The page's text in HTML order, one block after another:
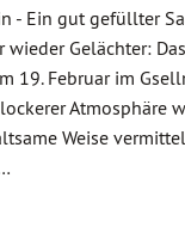
- Ein gut gefüllter
wieder Gelächter:
19. Februar im
Atmosphäre
Weise